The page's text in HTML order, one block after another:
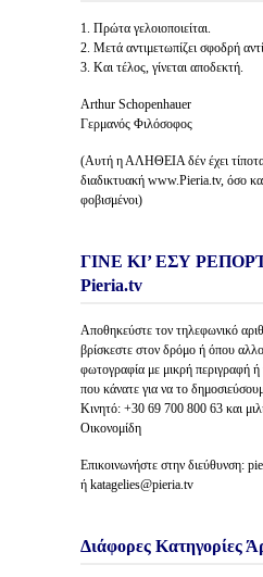
1. Πρώτα γελοιοποιείται.
2. Μετά αντιμετωπίζει σφοδρή
3. Και τέλος, γίνεται αποδεκτή.
Arthur Schopenhauer
Γερμανός Φιλόσοφος
(Αυτή η ΑΛΗΘΕΙΑ δέν έχει
διαδικτυακή www.Pieria.tv, όσο
φοβισμένοι)
ΓΙΝΕ ΚΙ’ ΕΣΥ
Pieria.tv
Αποθηκεύστε τον τηλεφωνικό
βρίσκεστε στον δρόμο ή όπου
φωτογραφία με μικρή περιγραφή ή
που κάνατε για να το
Κινητό: +30 69 700 800 63 και
Οικονομίδη
Επικοινωνήστε στην διεύθυνση:
ή katagelies@pieria.tv
Διάφορες Κατηγορίες